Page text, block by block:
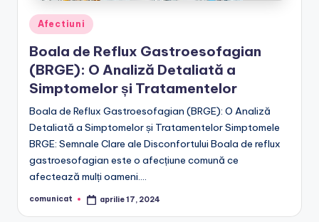
Posted
Afectiuni
Boala de Reflux Gastroesofagian
(BRGE): O Analiză Detaliată a
Simptomelor și Tratamentelor
Boala de Reflux Gastroesofagian (BRGE): O Analiză
Detaliată a Simptomelor și Tratamentelor Simptomele
BRGE: Semnale Clare ale Disconfortului Boala de reflux
gastroesofagian este o afecțiune comună ce
afectează mulți oameni.…
Posted
comunicat aprilie 17, 2024